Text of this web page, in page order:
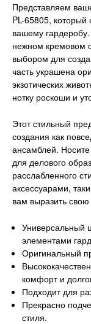
Представляем
PL-65805,
вашему
нежном кремовом
выбором для
часть украшена
экзотических
нотку роскоши и
Этот стильный
создания как
ансамблей.
для делового
расслабленного
аксессуарами,
вам выразить
Универсальный
элементами
Оригинальный
комфорт и
Подходит для
Прекрасно
стиля.